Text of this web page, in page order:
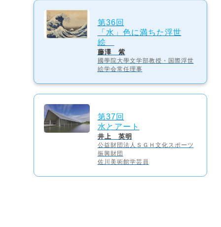
第36回
「水」色に満ちた浮世
絵
藤澤 紫
國學院大學文学部教授・国際浮世
絵学会常任理事
第37回
水とアート
井上 英明
公益財団法人ＳＧＨ文化スポーツ
振興財団
佐川美術館学芸員